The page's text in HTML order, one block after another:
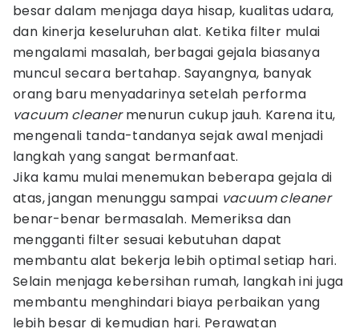
besar dalam menjaga daya hisap, kualitas udara,
dan kinerja keseluruhan alat. Ketika filter mulai
mengalami masalah, berbagai gejala biasanya
muncul secara bertahap. Sayangnya, banyak
orang baru menyadarinya setelah performa
vacuum cleanermenurun cukup jauh. Karena itu,
mengenali tanda-tandanya sejak awal menjadi
langkah yang sangat bermanfaat.
Jika kamu mulai menemukan beberapa gejala di
atas, jangan menunggu sampai vacuum cleaner
benar-benar bermasalah. Memeriksa dan
mengganti filter sesuai kebutuhan dapat
membantu alat bekerja lebih optimal setiap hari.
Selain menjaga kebersihan rumah, langkah ini juga
membantu menghindari biaya perbaikan yang
lebih besar di kemudian hari. Perawatan